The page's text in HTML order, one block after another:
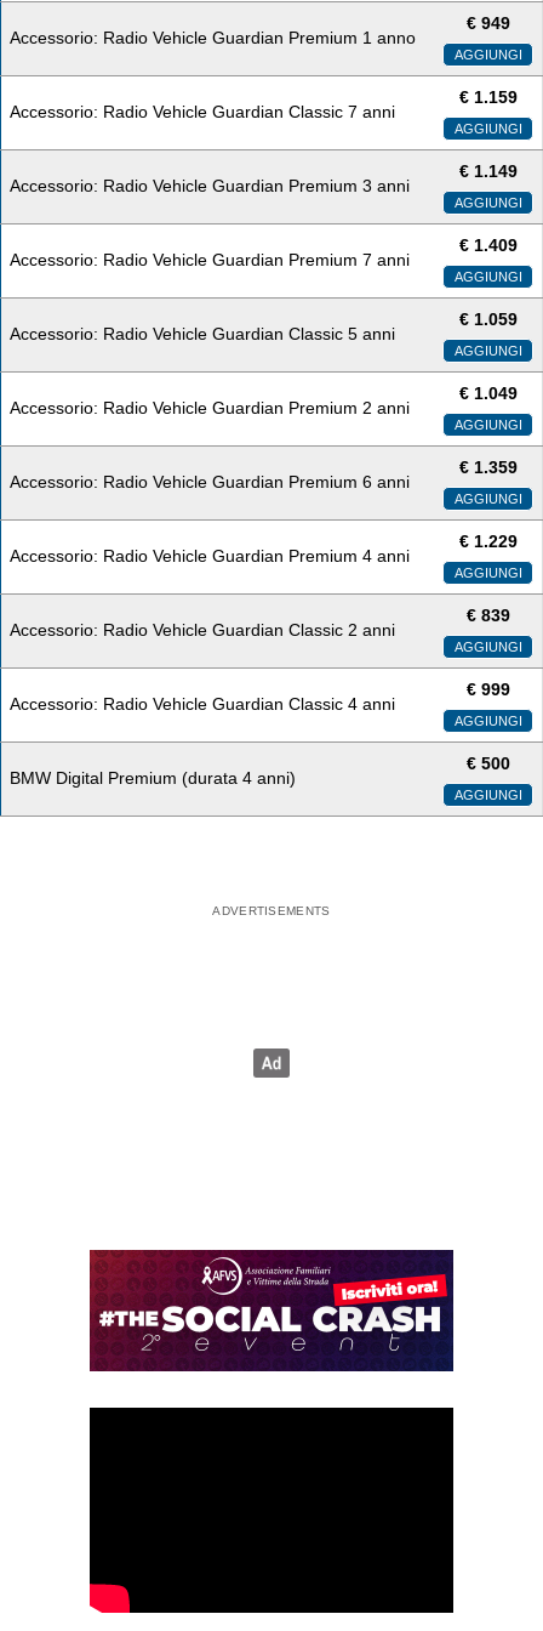
Accessorio: Radio Vehicle Guardian Premium 1 anno
€ 949
AGGIUNGI
Accessorio: Radio Vehicle Guardian Classic 7 anni
€ 1.159
AGGIUNGI
Accessorio: Radio Vehicle Guardian Premium 3 anni
€ 1.149
AGGIUNGI
Accessorio: Radio Vehicle Guardian Premium 7 anni
€ 1.409
AGGIUNGI
Accessorio: Radio Vehicle Guardian Classic 5 anni
€ 1.059
AGGIUNGI
Accessorio: Radio Vehicle Guardian Premium 2 anni
€ 1.049
AGGIUNGI
Accessorio: Radio Vehicle Guardian Premium 6 anni
€ 1.359
AGGIUNGI
Accessorio: Radio Vehicle Guardian Premium 4 anni
€ 1.229
AGGIUNGI
Accessorio: Radio Vehicle Guardian Classic 2 anni
€ 839
AGGIUNGI
Accessorio: Radio Vehicle Guardian Classic 4 anni
€ 999
AGGIUNGI
BMW Digital Premium (durata 4 anni)
€ 500
AGGIUNGI